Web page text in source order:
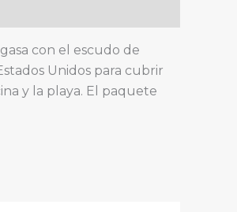
con el escudo de
Unidos para cubrir
y la playa. El paquete